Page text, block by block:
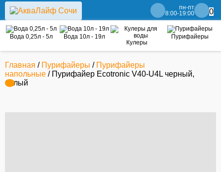
пн-пт
8:00-19:00
0
Вода 0,25л - 5л
Вода 10л - 19л
Кулеры
Пурифайеры
Главная / Пурифайеры / Пурифайеры
напольные / Пурифайер Ecotronic V40-U4L черный,
белый